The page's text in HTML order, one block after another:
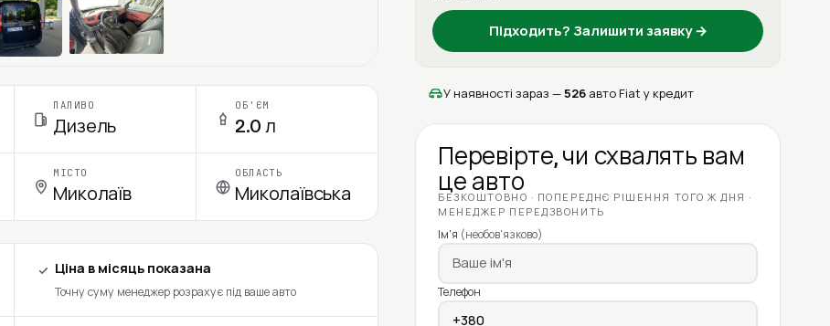
ПАЛИВО
Дизель
ОБ'ЄМ
2.0 л
МІСТО
Миколаїв
ОБЛАСТЬ
Миколаївська
Ціна в місяць показана
Точну суму менеджер розрахує під ваше авто
Підходить? Залишити заявку →
У наявності зараз —526 авто Fiat у кредит
Перевірте, чи схвалять вам
це авто
БЕЗКОШТОВНО · ПОПЕРЕДНЄ РІШЕННЯ ТОГО Ж ДНЯ ·
МЕНЕДЖЕР ПЕРЕДЗВОНИТЬ
Ім'я (необов'язково)
Телефон